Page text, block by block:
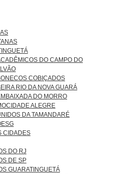
DO CAMPO DO
COBIÇADOS
RIO DA NOVA GUARÁ
DO MORRO
ALEGRE
DA TAMANDARÉ
CIDADES
DO RJ
DE SP
GUARATINGUETÁ